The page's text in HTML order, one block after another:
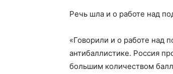
Речь шла и о работе над
«Говорили и о работе над
антибаллистике. Россия
большим количеством